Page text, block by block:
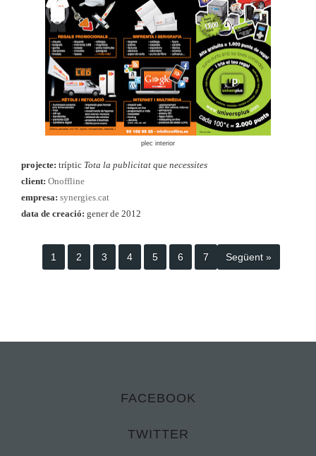
plec interior
projecte: tríptic Tota la publicitat que necessites
client: Onoffline
empresa: synergies.cat
data de creació: gener de 2012
1 2 3 4 5 6 7 Següent »
FACEBOOK
TWITTER